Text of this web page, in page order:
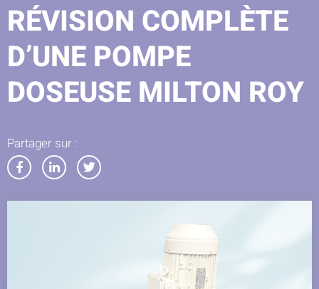
RÉVISION COMPLÈTE
D’UNE POMPE
DOSEUSE MILTON ROY
Partager sur :
Partager
sur
Partager
sur
Partager
sur